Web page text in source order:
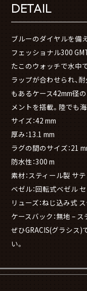
DETAIL
ブルーのダイヤルを備
フェッショナル300
たこのウォッチで水中
ラップが合わせられ、
もあるケース42mm径
メントを搭載。陸でも
サイズ：42 mm
厚み：13.1 mm
ラグの間のサイズ：21
防水性：300 m
素材：スティール製 サ
ベゼル：回転式ベゼル
リューズ：ねじ込み式
ケースバック：無地 –
ぜひGRACIS(グラシス)
い。